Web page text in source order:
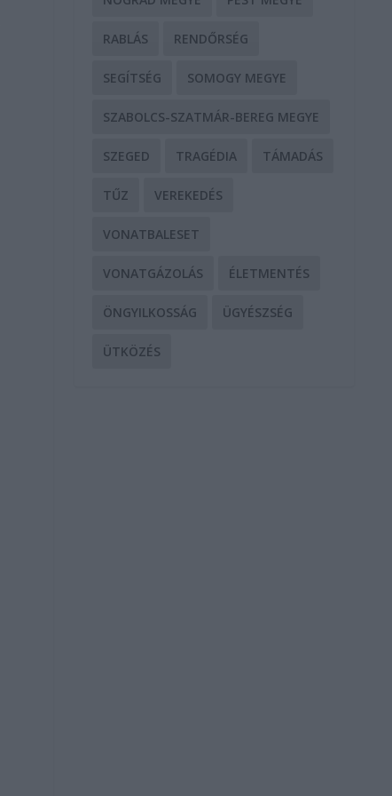
RABLÁS RENDŐRSÉG
SEGÍTSÉG SOMOGY MEGYE
SZABOLCS-SZATMÁR-BEREG MEGYE
SZEGED TRAGÉDIA TÁMADÁS
TŰZ VEREKEDÉS
VONATBALESET
VONATGÁZOLÁS ÉLETMENTÉS
ÖNGYILKOSSÁG ÜGYÉSZSÉG
ÜTKÖZÉS